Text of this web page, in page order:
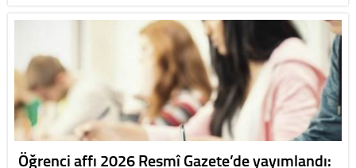
Öğrenci affı 2026 Resmî Gazete’de yayımlandı: